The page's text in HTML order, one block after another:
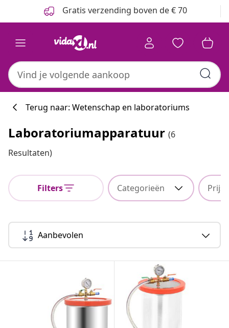
Gratis verzending boven de € 70
Terug naar: Wetenschap en laboratoriums
Laboratoriumapparatuur (6
Resultaten)
Filters Categorieën Prijs
Aanbevolen